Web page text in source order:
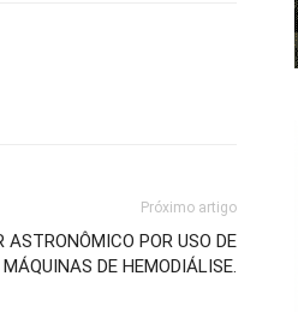
Próximo artigo
ASTRONÔMICO POR USO DE
MÁQUINAS DE HEMODIÁLISE.